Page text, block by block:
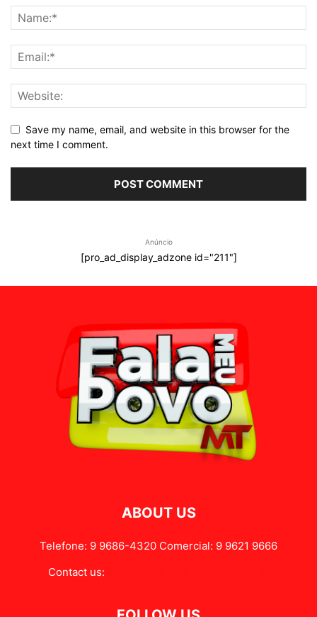
Save my name, email, and website in this browser for the
next time I comment.
Anúncio
[pro_ad_display_adzone id="211"]
ABOUT US
Telefone: 9 9686-4320 Comercial: 9 9621 9666
Contact us: